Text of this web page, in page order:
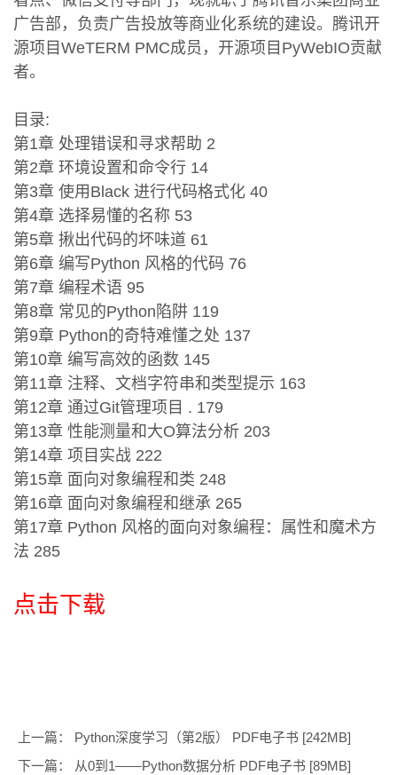
广告部，负责广告投放等商业化系统的建设。腾讯开
源项目WeTERM PMC成员，开源项目PyWebIO贡献
者。
目录:
第1章 处理错误和寻求帮助 2
第2章 环境设置和命令行 14
第3章 使用Black 进行代码格式化 40
第4章 选择易懂的名称 53
第5章 揪出代码的坏味道 61
第6章 编写Python 风格的代码 76
第7章 编程术语 95
第8章 常见的Python陷阱 119
第9章 Python的奇特难懂之处 137
第10章 编写高效的函数 145
第11章 注释、文档字符串和类型提示 163
第12章 通过Git管理项目 . 179
第13章 性能测量和大O算法分析 203
第14章 项目实战 222
第15章 面向对象编程和类 248
第16章 面向对象编程和继承 265
第17章 Python 风格的面向对象编程：属性和魔术方
法 285
点击下载
上一篇： Python深度学习（第2版） PDF电子书 [242MB]
下一篇：
从0到1——Python数据分析 PDF电子书 [89MB]